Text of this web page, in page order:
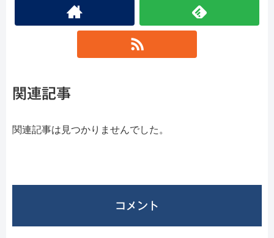
関連記事
関連記事は見つかりませんでした。
コメント